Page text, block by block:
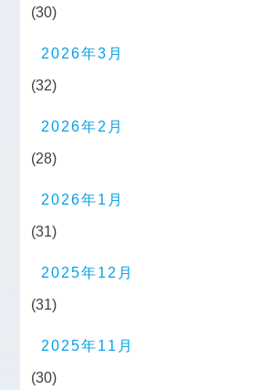
(30)
2026年3月
(32)
2026年2月
(28)
2026年1月
(31)
2025年12月
(31)
2025年11月
(30)